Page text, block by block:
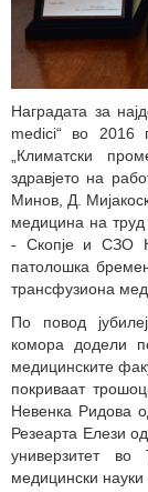
Наградата за
medici“ во 2016
„Климатски
здравјето на
Минов, Д.
медицина на
- Скопје и СЗО
патолошка
трансфузиона
По повод
комора додели
медицинските
покриваат
Невенка Ридова
Резеарта Елези
универзитет
медицински науки